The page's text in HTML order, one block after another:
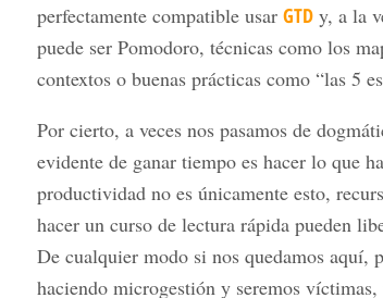
perfectamente compatible usar GTD y, a la
puede ser Pomodoro, técnicas como los
contextos o buenas prácticas como “las 5
Por cierto, a veces nos pasamos de
evidente de ganar tiempo es hacer lo que
productividad no es únicamente esto,
hacer un curso de lectura rápida pueden
De cualquier modo si nos quedamos aquí,
haciendo microgestión y seremos